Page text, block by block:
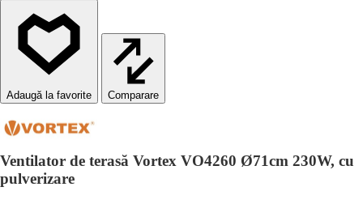
Comparare
Ventilator de terasă Vortex VO4260 Ø71cm 230W, cu
pulverizare